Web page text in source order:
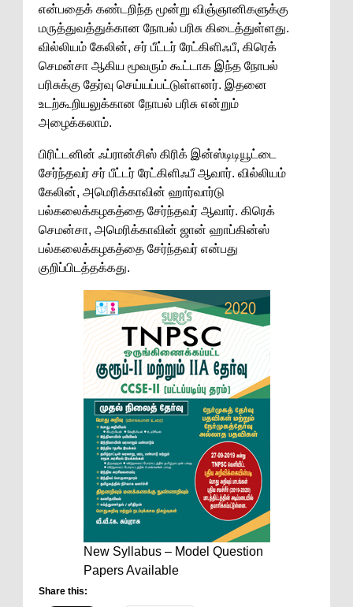
என்பதைக் கண்டறிந்த மூன்று விஞ்ஞானிகளுக்கு
மருத்துவத்துக்கான நோபல் பரிசு கிடைத்துள்ளது.
வில்லியம் கேலின், சர் பீட்டர் ரேட்கிளிஃபீ, கிரெக்
செமன்சா ஆகிய மூவரும் கூட்டாக இந்த நோபல்
பரிசுக்கு தேர்வு செய்யப்பட்டுள்ளனர். இதனை
உடற்கூறியலுக்கான நோபல் பரிசு என்றும்
அழைக்கலாம்.
பிரிட்டனின் ஃப்ரான்சிஸ் கிரிக் இன்ஸ்டிடியூட்டை
சேர்ந்தவர் சர் பீட்டர் ரேட்கிளிஃபீ ஆவார். வில்லியம்
கேலின், அமெரிக்காவின் ஹார்வார்டு
பல்கலைக்கழகத்தை சேர்ந்தவர் ஆவார். கிரெக்
செமன்சா, அமெரிக்காவின் ஜான் ஹாப்கின்ஸ்
பல்கலைக்கழகத்தை சேர்ந்தவர் என்பது
குறிப்பிடத்தக்கது.
New Syllabus – Model Question
Papers Available
Share this: